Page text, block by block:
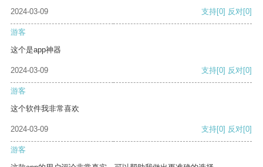
2024-03-09
支持[0] 反对[0]
游客
这个是app神器
2024-03-09 支持[0] 反对[0]
游客
这个软件我非常喜欢
2024-03-09 支持[0] 反对[0]
游客